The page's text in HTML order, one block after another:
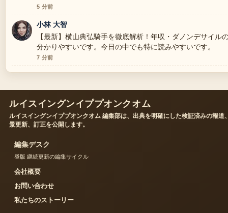
5 分前
小林 大智
【最新】横山典弘騎手を徹底解析！年収・ダノンデサイ
分かりやすいです。今日の中でも特に読みやすいです。
7 分前
ルイスイングンイププオンクオム
ルイスイングンイププオンクオム 編集部は、出典を明確にした検証済みの報道
景更新、訂正を公開します。
編集デスク
昼版 継続更新の編集サイクル
会社概要
お問い合わせ
私たちのストーリー